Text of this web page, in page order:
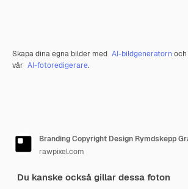
Skapa dina egna bilder med AI-bildgeneratorn
vår AI-fotoredigerare.
Branding Copyright Design Rymdskepp
rawpixel.com
Du kanske också gillar dessa foton